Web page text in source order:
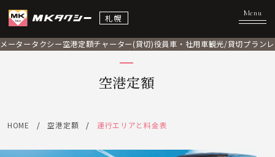
札幌
メータータクシー空港定額チャーター(貸切)役員車・社用車観光/貸切プラン
空港定額
HOME 空港定額 運行エリアと料金表